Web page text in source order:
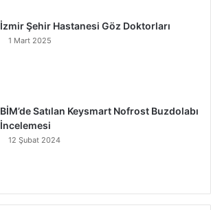
İzmir Şehir Hastanesi Göz Doktorları
1 Mart 2025
BİM’de Satılan Keysmart Nofrost Buzdolabı
İncelemesi
12 Şubat 2024